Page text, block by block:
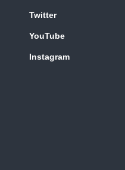
Twitter
YouTube
Instagram